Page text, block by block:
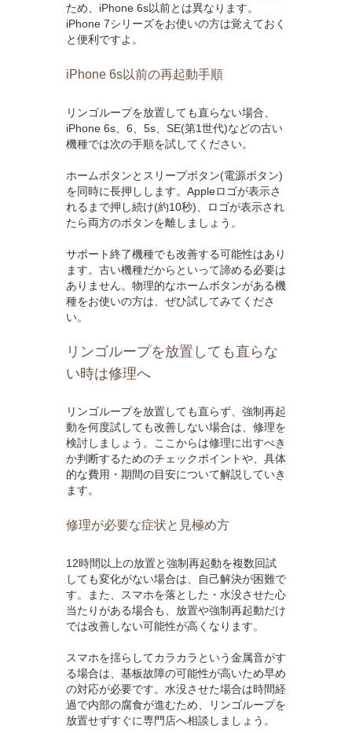
ため、iPhone 6s以前とは異なります。
iPhone 7シリーズをお使いの方は覚えておく
と便利ですよ。
iPhone 6s以前の再起動手順
リンゴループを放置しても直らない場合、
iPhone 6s、6、5s、SE(第1世代)などの古い
機種では次の手順を試してください。
ホームボタンとスリープボタン(電源ボタン)
を同時に長押しします。Appleロゴが表示さ
れるまで押し続け(約10秒)、ロゴが表示され
たら両方のボタンを離しましょう。
サポート終了機種でも改善する可能性はあり
ます。古い機種だからといって諦める必要は
ありません。物理的なホームボタンがある機
種をお使いの方は、ぜひ試してみてくださ
い。
リンゴループを放置しても直らな
い時は修理へ
リンゴループを放置しても直らず、強制再起
動を何度試しても改善しない場合は、修理を
検討しましょう。ここからは修理に出すべき
か判断するためのチェックポイントや、具体
的な費用・期間の目安について解説していき
ます。
修理が必要な症状と見極め方
12時間以上の放置と強制再起動を複数回試
しても変化がない場合は、自己解決が困難で
す。また、スマホを落とした・水没させた心
当たりがある場合も、放置や強制再起動だけ
では改善しない可能性が高くなります。
スマホを揺らしてカラカラという金属音がす
る場合は、基板故障の可能性が高いため早め
の対応が必要です。水没させた場合は時間経
過で内部の腐食が進むため、リンゴループを
放置せずすぐに専門店へ相談しましょう。